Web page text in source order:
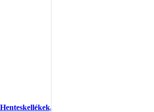
Henteskellékek,